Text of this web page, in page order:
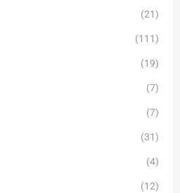
(21)
(111)
(19)
(7)
(7)
(31)
(4)
(12)